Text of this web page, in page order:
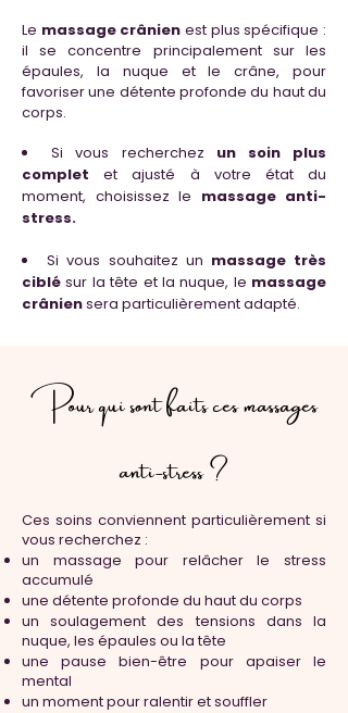
Le massage crânien est plus spécifique :
il se concentre principalement sur les
épaules, la nuque et le crâne, pour
favoriser une détente profonde du haut du
corps.
Si vous recherchez un soin plus
complet et ajusté à votre état du
moment, choisissez le massage anti-
stress.
Si vous souhaitez un massage très
ciblé sur la tête et la nuque, le massage
crâniensera particulièrement adapté.
Pour qui sont faits ces massages
anti-stress ?
Ces soins conviennent particulièrement si
vous recherchez :
un massage pour relâcher le stress
accumulé
une détente profonde du haut du corps
un soulagement des tensions dans la
nuque, les épaules ou la tête
une pause bien-être pour apaiser le
mental
un moment pour ralentir et souffler